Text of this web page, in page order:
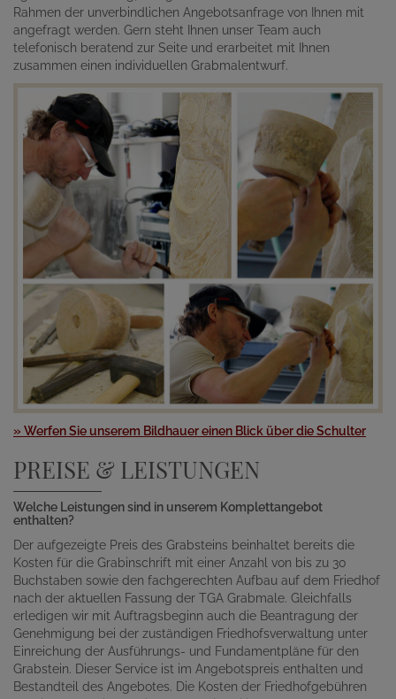
Rahmen der unverbindlichen Angebotsanfrage von Ihnen mit
angefragt werden. Gern steht Ihnen unser Team auch
telefonisch beratend zur Seite und erarbeitet mit Ihnen
zusammen einen individuellen Grabmalentwurf.
» Werfen Sie unserem Bildhauer einen Blick über die Schulter
PREISE & LEISTUNGEN
Welche Leistungen sind in unserem Komplettangebot
enthalten?
Der aufgezeigte Preis des Grabsteins beinhaltet bereits die
Kosten für die Grabinschrift mit einer Anzahl von bis zu 30
Buchstaben sowie den fachgerechten Aufbau auf dem Friedhof
nach der aktuellen Fassung der TGA Grabmale. Gleichfalls
erledigen wir mit Auftragsbeginn auch die Beantragung der
Genehmigung bei der zuständigen Friedhofsverwaltung unter
Einreichung der Ausführungs- und Fundamentpläne für den
Grabstein. Dieser Service ist im Angebotspreis enthalten und
Bestandteil des Angebotes. Die Kosten der Friedhofgebühren